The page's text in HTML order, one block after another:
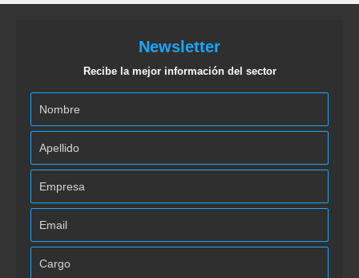
Newsletter
Recibe la mejor información del sector